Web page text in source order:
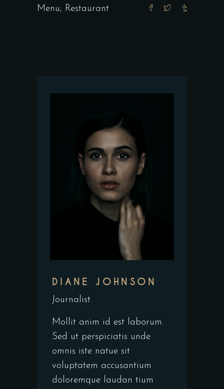
Menu, Restaurant
DIANE JOHNSON
Journalist
Mollit anim id est laborum.
Sed ut perspiciatis unde
omnis iste natue sit
voluptatem accusantium
doloremque laudan tium